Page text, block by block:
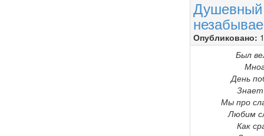
Душевный
Опубликовано:
Был
День
Знает
Мы про
Любим
Как